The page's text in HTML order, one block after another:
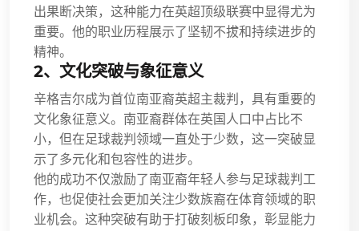
出果断决策，这种能力在英超顶级联赛中显得尤为
重要。他的职业历程展示了坚韧不拔和持续进步的
精神。
2、文化突破与象征意义
辛格吉尔成为首位南亚裔英超主裁判，具有重要的
文化象征意义。南亚裔群体在英国人口中占比不
小，但在足球裁判领域一直处于少数，这一突破显
示了多元化和包容性的进步。
他的成功不仅激励了南亚裔年轻人参与足球裁判工
作，也促使社会更加关注少数族裔在体育领域的职
业机会。这种突破有助于打破刻板印象，彰显能力